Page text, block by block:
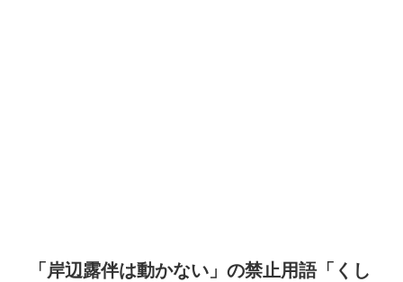
「岸辺露伴は動かない」の禁止用語「くし